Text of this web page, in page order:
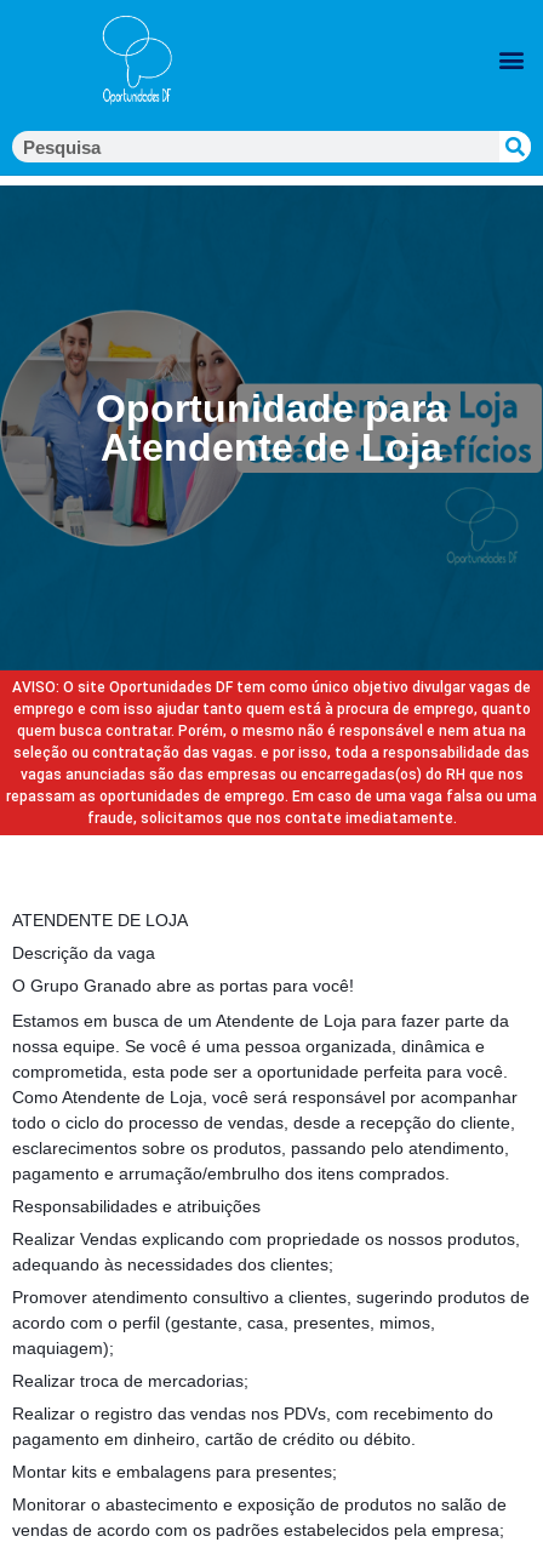
Oportunidade para
Atendente de Loja
AVISO: O site Oportunidades DF tem como único objetivo divulgar vagas de
emprego e com isso ajudar tanto quem está à procura de emprego, quanto
quem busca contratar. Porém, o mesmo não é responsável e nem atua na
seleção ou contratação das vagas. e por isso, toda a responsabilidade das
vagas anunciadas são das empresas ou encarregadas(os) do RH que nos
repassam as oportunidades de emprego. Em caso de uma vaga falsa ou uma
fraude, solicitamos que nos contate imediatamente.
ATENDENTE DE LOJA
Descrição da vaga
O Grupo Granado abre as portas para você!
Estamos em busca de um Atendente de Loja para fazer parte da
nossa equipe. Se você é uma pessoa organizada, dinâmica e
comprometida, esta pode ser a oportunidade perfeita para você.
Como Atendente de Loja, você será responsável por acompanhar
todo o ciclo do processo de vendas, desde a recepção do cliente,
esclarecimentos sobre os produtos, passando pelo atendimento,
pagamento e arrumação/embrulho dos itens comprados.
Responsabilidades e atribuições
Realizar Vendas explicando com propriedade os nossos produtos,
adequando às necessidades dos clientes;
Promover atendimento consultivo a clientes, sugerindo produtos de
acordo com o perfil (gestante, casa, presentes, mimos,
maquiagem);
Realizar troca de mercadorias;
Realizar o registro das vendas nos PDVs, com recebimento do
pagamento em dinheiro, cartão de crédito ou débito.
Montar kits e embalagens para presentes;
Monitorar o abastecimento e exposição de produtos no salão de
vendas de acordo com os padrões estabelecidos pela empresa;